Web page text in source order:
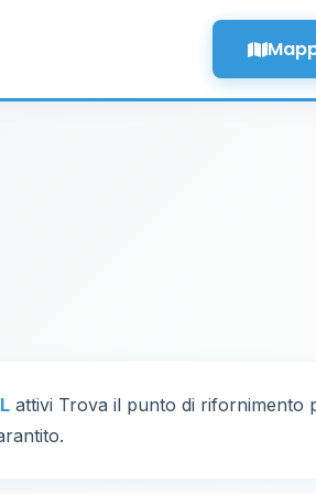
attivi Trova il punto di rifornimento